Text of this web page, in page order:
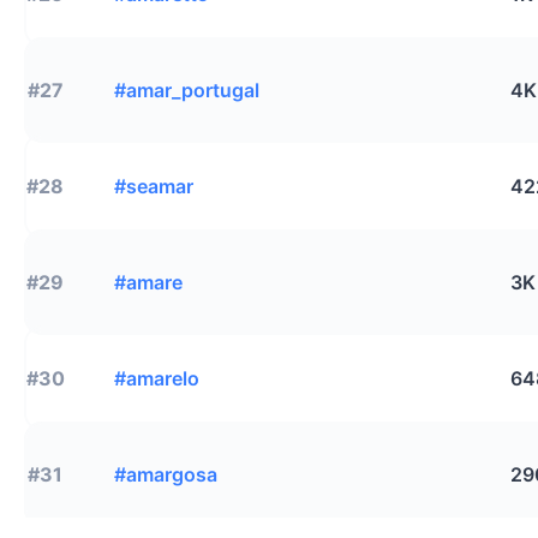
#27 #amar_portugal 4K
#28 #seamar
#29 #amare 3K
#30 #amarelo
#31 #amargosa